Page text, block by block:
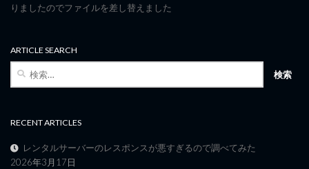
りましたのでファイルを差し替えました
ARTICLE SEARCH
検
RECENT ARTICLES
レンタルサーバーのレスポンスが悪すぎるので調べてみた
2026年3月17日